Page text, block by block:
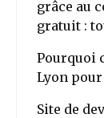
grâce au
gratuit :
Pourquoi
Lyon
Site de